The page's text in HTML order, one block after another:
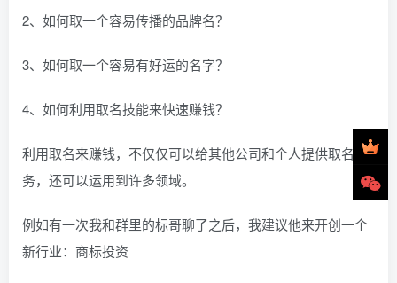
2、如何取一个容易传播的品牌名？
3、如何取一个容易有好运的名字？
4、如何利用取名技能来快速赚钱？
利用取名来赚钱，不仅仅可以给其他公司和个人提供取名服
务，还可以运用到许多领域。
例如有一次我和群里的标哥聊了之后，我建议他来开创一个
新行业：商标投资